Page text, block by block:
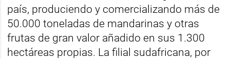
país, produciendo y comercializando más de
50.000 toneladas de mandarinas y otras
frutas de gran valor añadido en sus 1.300
hectáreas propias. La filial sudafricana, por